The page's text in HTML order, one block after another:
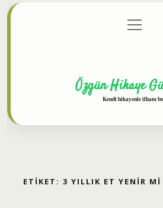
Gizlilik Politikası
menüyü
aç
Özgün Hikaye
Kendi hikayenle ilham
ETIKET: 3 YILLIK ET YENIR MI